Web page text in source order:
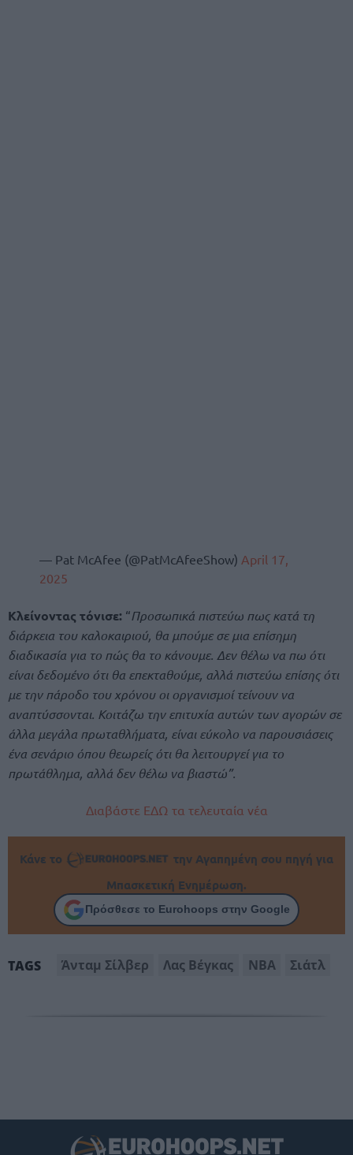
— Pat McAfee (@PatMcAfeeShow) April 17,
2025
Κλείνοντας τόνισε: “Προσωπικά πιστεύω πως κατά τη
διάρκεια του καλοκαιριού, θα μπούμε σε μια επίσημη
διαδικασία για το πώς θα το κάνουμε. Δεν θέλω να πω ότι
είναι δεδομένο ότι θα επεκταθούμε, αλλά πιστεύω επίσης ότι
με την πάροδο του χρόνου οι οργανισμοί τείνουν να
αναπτύσσονται. Κοιτάζω την επιτυχία αυτών των αγορών σε
άλλα μεγάλα πρωταθλήματα, είναι εύκολο να παρουσιάσεις
ένα σενάριο όπου θεωρείς ότι θα λειτουργεί για το
πρωτάθλημα, αλλά δεν θέλω να βιαστώ”.
Διαβάστε ΕΔΩ τα τελευταία νέα
Κάνε το
την Αγαπημένη σου πηγή για
Μπασκετική Ενημέρωση.
Πρόσθεσε το Eurohoops στην Google
TAGS Άνταμ Σίλβερ Λας Βέγκας ΝΒΑ Σιάτλ